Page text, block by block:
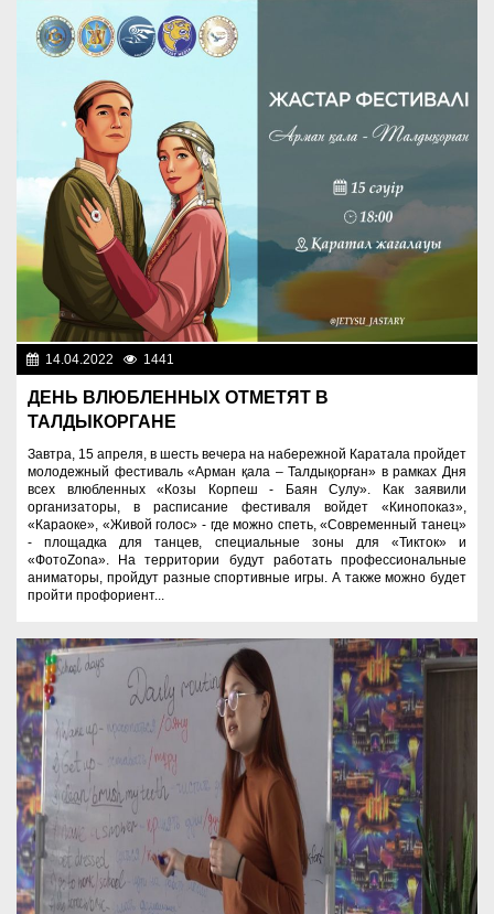
14.04.2022 1441
ДЕНЬ ВЛЮБЛЕННЫХ ОТМЕТЯТ В
ТАЛДЫКОРГАНЕ
Завтра, 15 апреля, в шесть вечера на набережной Каратала пройдет
молодежный фестиваль «Арман қала – Талдықорған» в рамках Дня
всех влюбленных «Козы Корпеш - Баян Сулу». Как заявили
организаторы, в расписание фестиваля войдет «Кинопоказ»,
«Караоке», «Живой голос» - где можно спеть, «Современный танец»
- площадка для танцев, специальные зоны для «Тикток» и
«ФотоZona». На территории будут работать профессиональные
аниматоры, пройдут разные спортивные игры. А также можно будет
пройти профориент...